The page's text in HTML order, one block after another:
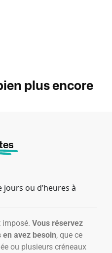
plusencore
ou d’heures à
imposé. Vous réservez
avez besoin, que ce
ou plusieurs créneaux